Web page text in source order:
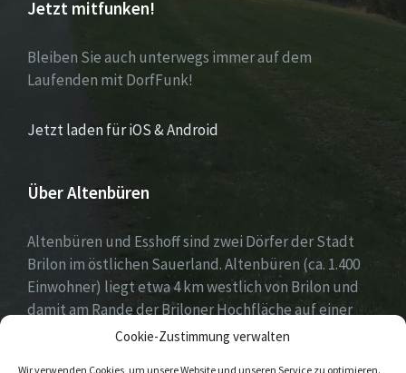
Cookie-Zustimmung verwalten
Wir verwenden Cookies, um unsere Website und unseren Service zu optimieren.
Jetzt mitfunken!
Bleiben Sie auch unterwegs immer auf dem
Laufenden mit DorfFunk!
Jetzt laden für iOS & Android
Über Altenbüren
Altenbüren und Esshoff sind zwei Dörfer der Stadt
Brilon im östlichen Sauerland. Altenbüren (ca. 1.400
Einwohner) liegt etwa 4 km westlich von Brilon und
damit am Rande der Briloner Hochfläche auf einer
Höhe von etwa 464 m ü. NN. Esshoff (ca. 80 Einwohner)